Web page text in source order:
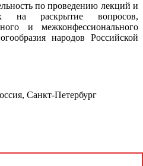
по проведению лекций и
на раскрытие вопросов,
и межконфессионального
народов Российской
Санкт-Петербург
реализации национальных